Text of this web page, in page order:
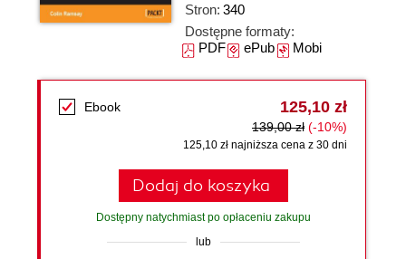
Stron: 340
Dostępne formaty:
PDFePubMobi
Ebook 125,10 zł
139,00 zł (-10%)
125,10 zł najniższa cena z 30 dni
Dodaj do koszyka
Dostępny natychmiast po opłaceniu zakupu
lub